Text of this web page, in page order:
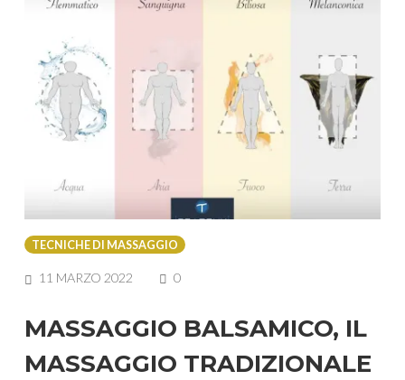
TECNICHE DI MASSAGGIO
11 MARZO 2022 0COMMENTS
MASSAGGIO BALSAMICO, IL
MASSAGGIO TRADIZIONALE